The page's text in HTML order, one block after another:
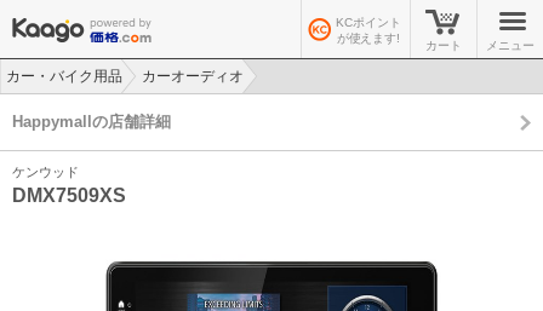
KCポイント
が使えます!
カート メニュー
カー・バイク用品
カーオーディオ
Happymallの店舗詳細
ケンウッド
DMX7509XS